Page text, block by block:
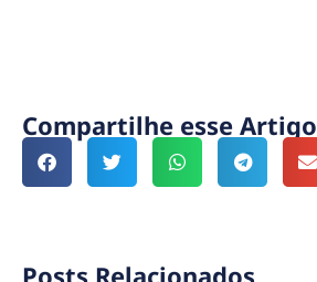
Compartilhe esse Artigo